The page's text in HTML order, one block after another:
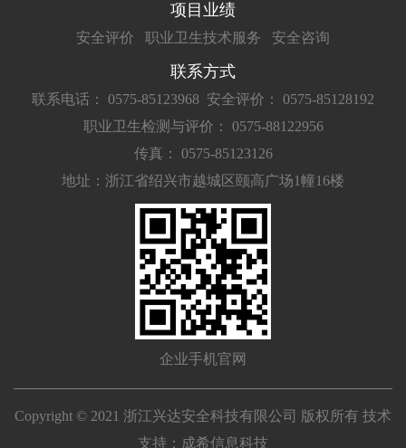
项目业绩
安全评价 职业卫生技术服务 安全咨询
联系方式
联系电话： 0575-85123968 安全评价： 0575-85128192
职业卫生检测与评价： 0575-88122956
传真： 0575-85123126
地址：浙江省绍兴市越城区颐高广场1幢16楼
企业手机官网
Copyright © 2021 浙江兴达安全科技有限公司 版权所有 技术
支持： 成希信息科技